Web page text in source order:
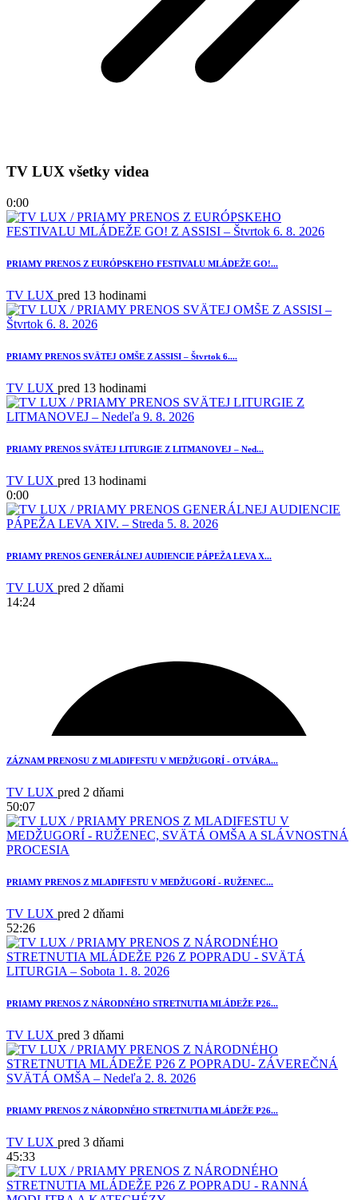
TV LUX všetky videa
0:00
PRIAMY PRENOS Z EURÓPSKEHO FESTIVALU MLÁDEŽE GO!...
TV LUX pred 13 hodinami
PRIAMY PRENOS SVÄTEJ OMŠE Z ASSISI – Štvrtok 6....
TV LUX pred 13 hodinami
PRIAMY PRENOS SVÄTEJ LITURGIE Z LITMANOVEJ – Ned...
TV LUX pred 13 hodinami
0:00
PRIAMY PRENOS GENERÁLNEJ AUDIENCIE PÁPEŽA LEVA X...
TV LUX pred 2 dňami
14:24
3
ZÁZNAM PRENOSU Z MLADIFESTU V MEDŽUGORÍ - OTVÁRA...
TV LUX pred 2 dňami
50:07
PRIAMY PRENOS Z MLADIFESTU V MEDŽUGORÍ - RUŽENEC...
TV LUX pred 2 dňami
52:26
PRIAMY PRENOS Z NÁRODNÉHO STRETNUTIA MLÁDEŽE P26...
TV LUX pred 3 dňami
PRIAMY PRENOS Z NÁRODNÉHO STRETNUTIA MLÁDEŽE P26...
TV LUX pred 3 dňami
45:33